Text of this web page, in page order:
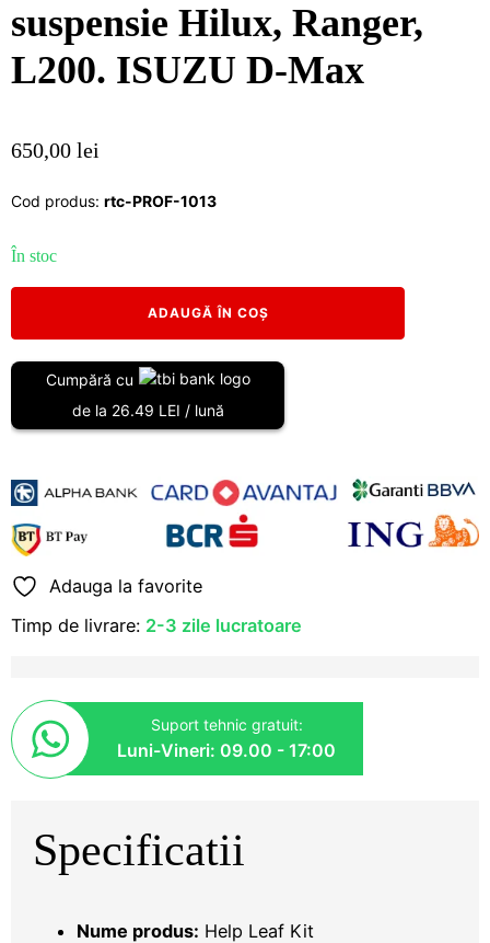
suspensie Hilux, Ranger,
L200. ISUZU D-Max
650,00 lei
Cod produs: rtc-PROF-1013
În stoc
de
suplimentare
(Help
-
suspensie
Hilux,
Ranger,
L200.
ISUZU
ADAUGĂ ÎN COȘ
Cumpără cu
de la 26.49 LEI / lună
Adauga la favorite
Timp de livrare: 2-3 zile lucratoare
Suport tehnic gratuit:
Luni-Vineri: 09.00 - 17:00
Specificatii
Nume produs: Help Leaf Kit